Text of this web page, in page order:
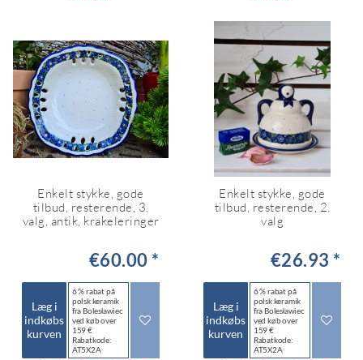
Enkelt stykke, gode
tilbud, resterende, 3.
valg, antik, krakeleringer
€60.00 *
Læg i
indkøbs
kurven
6 % rabat på
polsk keramik
fra Bolesławiec
ved køb over
159 €
Rabatkode:
AT5X2A
Enkelt stykke, gode
tilbud, resterende, 2.
valg
€26.93 *
Læg i
indkøbs
kurven
6 % rabat på
polsk keramik
fra Bolesławiec
ved køb over
159 €
Rabatkode:
AT5X2A